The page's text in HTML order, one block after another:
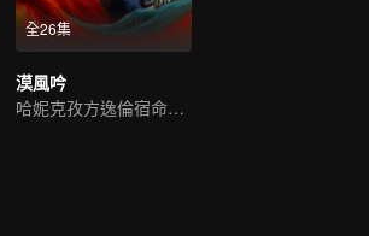
全26集
漠風吟
哈妮克孜方逸倫宿命虐戀